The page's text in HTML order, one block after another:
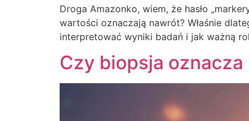
Droga Amazonko, wiem, że hasło
wartości oznaczają nawrót? Właśnie
interpretować wyniki badań i jak ważną
Czy biopsja